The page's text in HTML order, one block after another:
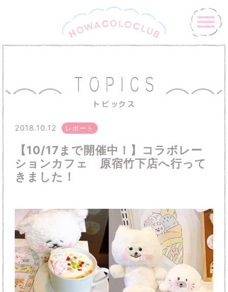
2018.10.12 レポート
【10/17まで開催中！】コラボレー
ションカフェ 原宿竹下店へ行って
きました！